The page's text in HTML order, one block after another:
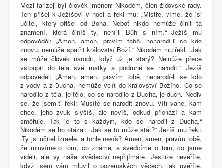
Mezi farizeji byl člověk jménem Nikodém, člen židovské rady.
Ten přišel k Ježíšovi v noci a řekl mu: „Mistře, víme, že jsi
učitel, který přišel od Boha. Neboť nikdo nemůže činit ta
znamení, která činíš ty, není-li Bůh s ním.“ Ježíš mu
odpověděl: „Amen, amen, pravím tobě, nenarodí-li se kdo
znovu, nemůže spatřit království Boží.“ Nikodém mu řekl: „Jak
se může člověk narodit, když už je starý? Nemůže přece
vstoupit do těla své matky a podruhé se narodit.“ Ježíš
odpověděl: „Amen, amen, pravím tobě, nenarodí-li se kdo
z vody a z Ducha, nemůže vejít do království Božího. Co se
narodilo z těla, je tělo, co se narodilo z Ducha, je duch. Nediv
se, že jsem ti řekl: Musíte se narodit znovu. Vítr vane, kam
chce, jeho zvuk slyšíš, ale nevíš, odkud přichází a kam
směřuje. Tak je to s každým, kdo se narodil z Ducha.“
Nikodém se ho otázal: „Jak se to může stát?“ Ježíš mu řekl:
„Ty jsi učitel Izraele, a tohle nevíš? Amen, amen, pravím tobě,
že mluvíme o tom, co známe, a svědčíme o tom, co jsme
viděli, ale vy naše svědectví nepřijímáte. Jestliže nevěříte,
když jsem vám mluvil o pozemských věcech, jak uvěříte,